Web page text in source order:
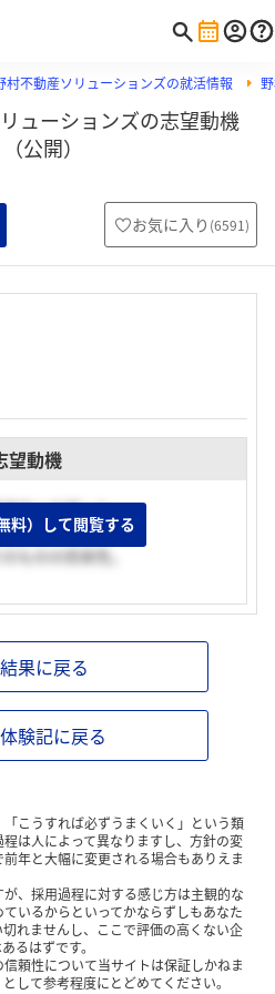
村不動産ソリューションズの就活情報
ューションズの志望動機
公開）
お気に入り (6591)
望動機
理念に共感した。
たい。
ものの将来性。
料）して閲覧する
果に戻る
験記に戻る
こうすれば必ずうまくいく」という類
は人によって異なりますし、方針の変
年と大幅に変更される場合もありえま
、採用過程に対する感じ方は主観的な
いるからといってかならずしもあなた
れませんし、ここで評価の高くない企
るはずです。
頼性について当サイトは保証しかねま
して参考程度にとどめてください。